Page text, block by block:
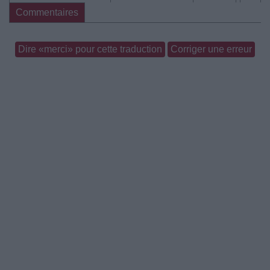
Commentaires
Dire «merci» pour cette traduction Corriger une erreur